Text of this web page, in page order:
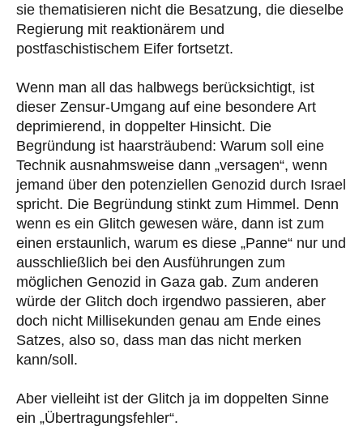
sie thematisieren nicht die Besatzung, die dieselbe
Regierung mit reaktionärem und
postfaschistischem Eifer fortsetzt.
Wenn man all das halbwegs berücksichtigt, ist
dieser Zensur-Umgang auf eine besondere Art
deprimierend, in doppelter Hinsicht. Die
Begründung ist haarsträubend: Warum soll eine
Technik ausnahmsweise dann „versagen“, wenn
jemand über den potenziellen Genozid durch Israel
spricht. Die Begründung stinkt zum Himmel. Denn
wenn es ein Glitch gewesen wäre, dann ist zum
einen erstaunlich, warum es diese „Panne“ nur und
ausschließlich bei den Ausführungen zum
möglichen Genozid in Gaza gab. Zum anderen
würde der Glitch doch irgendwo passieren, aber
doch nicht Millisekunden genau am Ende eines
Satzes, also so, dass man das nicht merken
kann/soll.
Aber vielleiht ist der Glitch ja im doppelten Sinne
ein „Übertragungsfehler“.